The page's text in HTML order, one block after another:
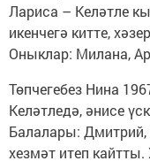
Лариса – Келәтле
икенчегә китте,
Оныклар: Милана,
Төпчегебез Нина
Келәтледә, әнисе
Балалары:
хезмәт итеп